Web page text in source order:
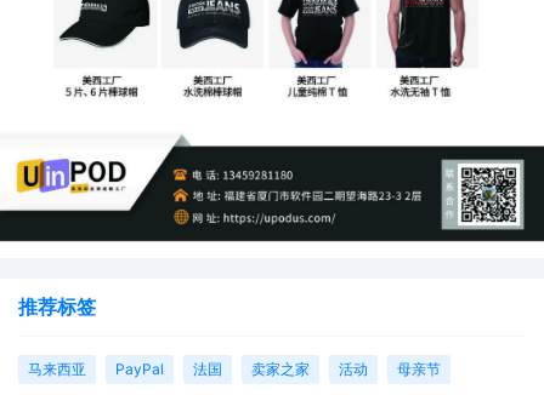
推荐标签
马来西亚 PayPal 法国 卖家之家 活动 母亲节